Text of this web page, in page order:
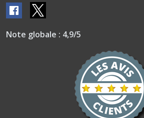
Note globale : 4,9/5